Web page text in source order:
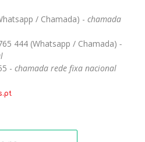
/ Chamada) - chamada
444 (Whatsapp / Chamada) -
- chamada rede fixa nacional